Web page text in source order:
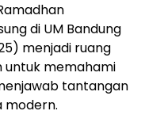
di UM Bandung
menjadi ruang
untuk memahami
tantangan
modern.